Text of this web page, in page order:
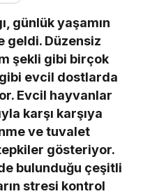
günlük yaşamın
geldi. Düzensiz
şekli gibi birçok
evcil dostlarda
Evcil hayvanlar
karşı karşıya
ve tuvalet
gösteriyor.
bulunduğu çeşitli
stresi kontrol